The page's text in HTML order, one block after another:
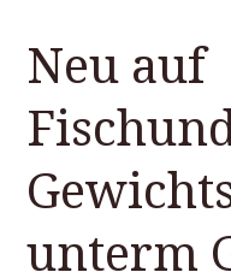
Neu auf
unterm